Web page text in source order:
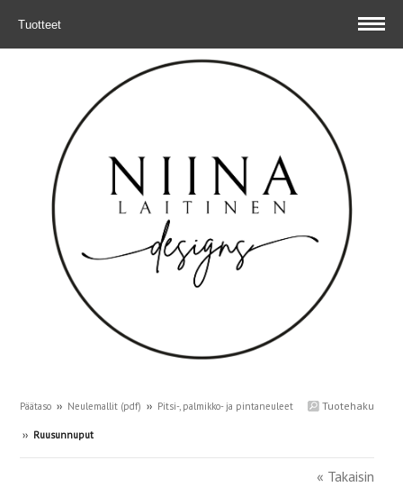
Tuotteet
Tuotehaku
Päätaso ›› Neulemallit (pdf) ›› Pitsi-, palmikko- ja pintaneuleet
›› Ruusunnuput
« Takaisin